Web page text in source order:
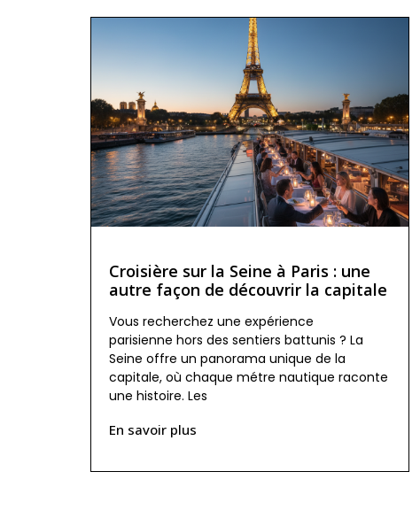
Croisière sur la Seine à Paris : une
autre façon de découvrir la capitale
Vous recherchez une expérience
parisienne hors des sentiers battunis ? La
Seine offre un panorama unique de la
capitale, où chaque métre nautique raconte
une histoire. Les
En savoir plus